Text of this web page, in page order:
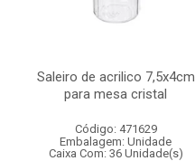
Saleiro de acrilico 7,5x4cm
para mesa cristal
Código: 471629
Embalagem: Unidade
Caixa Com: 36 Unidade(s)